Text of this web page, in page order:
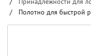
Полотно для быстрой